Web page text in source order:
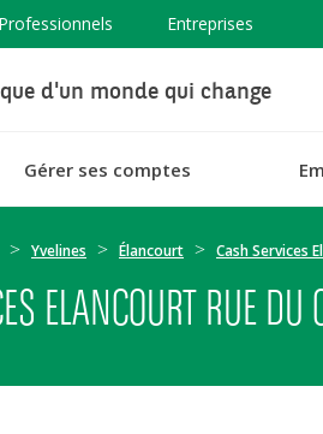
Professionnels Entreprises
d'un monde qui change
Gérer ses comptes
Yvelines Élancourt Cash Services
ELANCOURT RUE